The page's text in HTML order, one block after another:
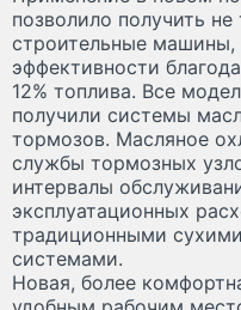
позволило получить
строительные машины,
эффективности
12% топлива. Все
получили системы
тормозов. Масляное
службы тормозных
интервалы
эксплуатационных
традиционными
системами.
Новая, более